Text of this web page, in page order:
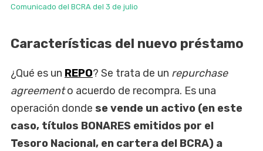
Comunicado del BCRA del 3 de julio
Características del nuevo préstamo
¿Qué es un REPO? Se trata de un repurchase
agreemento acuerdo de recompra. Es una
operación donde se vende un activo (en este
caso, títulos BONARES emitidos por el
Tesoro Nacional, en cartera del BCRA) a